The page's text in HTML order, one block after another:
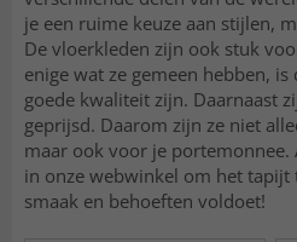
je een ruime keuze aan stijlen,
De vloerkleden zijn ook stuk
enige wat ze gemeen hebben, is
goede kwaliteit zijn. Daarnaast
geprijsd. Daarom zijn ze niet
maar ook voor je portemonnee.
in onze webwinkel om het tapijt
smaak en behoeften voldoet!